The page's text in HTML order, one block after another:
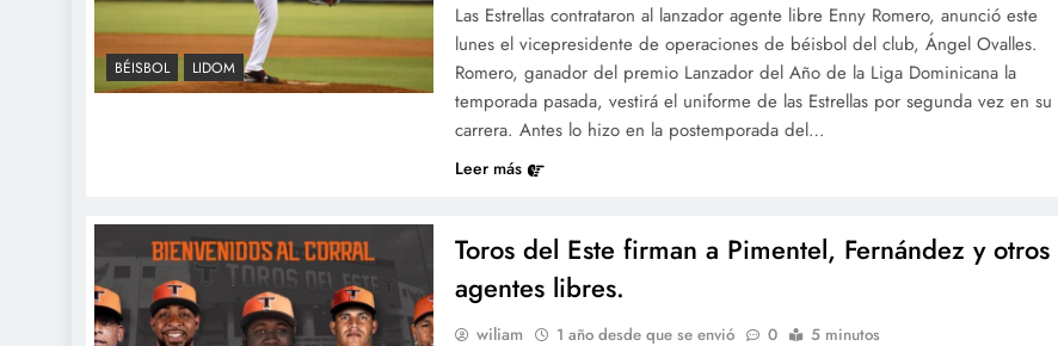
BÉISBOL LIDOM
Las Estrellas contrataron al lanzador agente libre Enny Romero, anunció este
lunes el vicepresidente de operaciones de béisbol del club, Ángel Ovalles.
Romero, ganador del premio Lanzador del Año de la Liga Dominicana la
temporada pasada, vestirá el uniforme de las Estrellas por segunda vez en su
carrera. Antes lo hizo en la postemporada del…
Leer más
Toros del Este firman a Pimentel, Fernández y otros
agentes libres.
wiliam 1 año desde que se envió 0 5 minutos